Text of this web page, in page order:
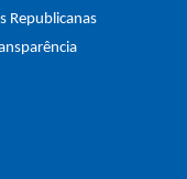
Republicanas